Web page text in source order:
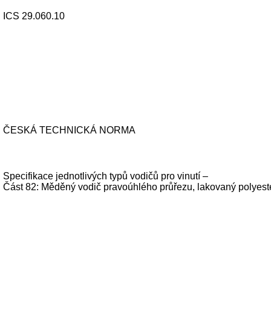
ICS 29.060.10
ČESKÁ TECHNICKÁ NORMA
Specifikace jednotlivých typů vodičů pro vinutí –
Část 82: Měděný vodič pravoúhlého průřezu, lakovaný